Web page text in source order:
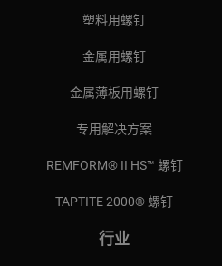
塑料用螺钉
金属用螺钉
金属薄板用螺钉
专用解决方案
REMFORM® II HS™ 螺钉
TAPTITE 2000® 螺钉
行业